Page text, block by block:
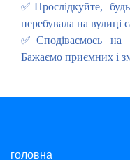
✅Прослідкуйте,
перебувала на вулиці
✅Сподіваємось на
Бажаємо приємних і
головна